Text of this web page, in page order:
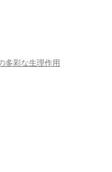
多彩な生理作用